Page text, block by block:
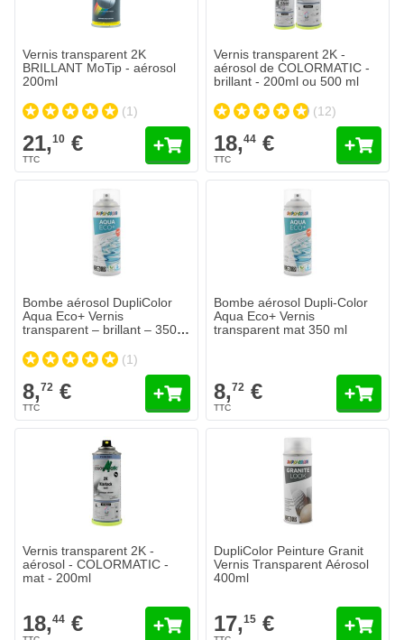
Vernis transparent 2K
BRILLANT MoTip - aérosol
200ml
(1)
21,10 €
Vernis transparent 2K -
aérosol de COLORMATIC -
brillant - 200ml ou 500 ml
(12)
18,44 €
Bombe aérosol DupliColor
Aqua Eco+ Vernis
transparent – brillant – 350
(1)
8,72 €
Bombe aérosol Dupli-Color
Aqua Eco+ Vernis
transparent mat 350 ml
8,72 €
Vernis transparent 2K -
aérosol - COLORMATIC -
mat - 200ml
18,44 €
DupliColor Peinture Granit
Vernis Transparent Aérosol
400ml
17,15 €